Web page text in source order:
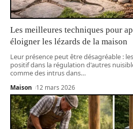
Les meilleures techniques pour
éloigner les lézards de la maison
Leur présence peut être désagréable :
positif dans la régulation d'autres
comme des intrus dans…
Maison 12 mars 2026